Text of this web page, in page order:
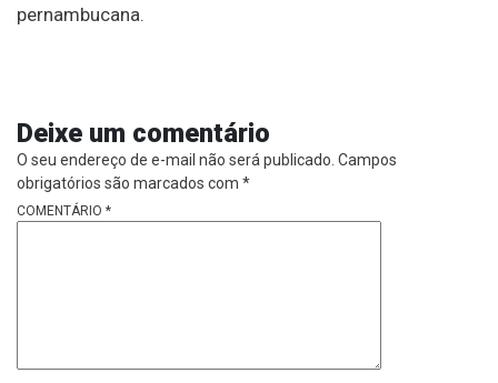
pernambucana.
Deixe um comentário
O seu endereço de e-mail não será publicado. Campos
obrigatórios são marcados com *
COMENTÁRIO *